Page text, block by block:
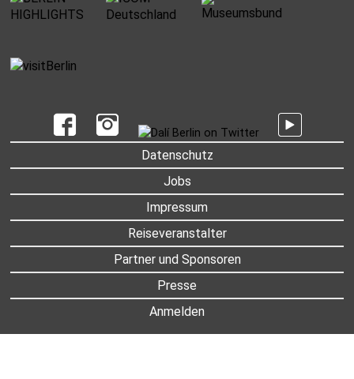
Datenschutz
Jobs
Impressum
Reiseveranstalter
Partner und Sponsoren
Presse
Anmelden